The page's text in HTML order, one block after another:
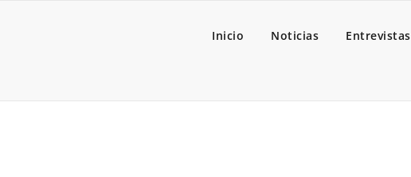
Inicio Noticias Entrevistas